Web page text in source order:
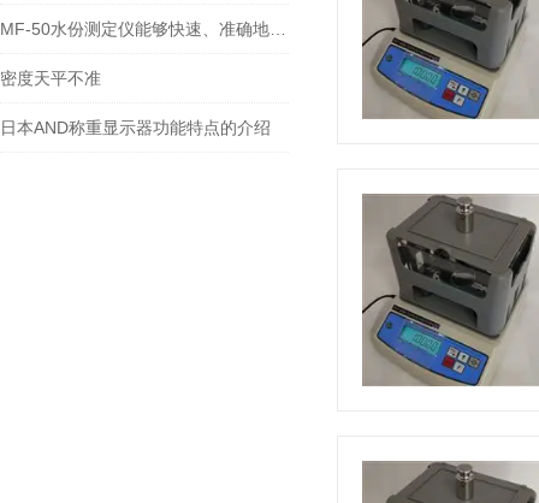
密度天平不准
日本AND称重显示器功能特点的介绍